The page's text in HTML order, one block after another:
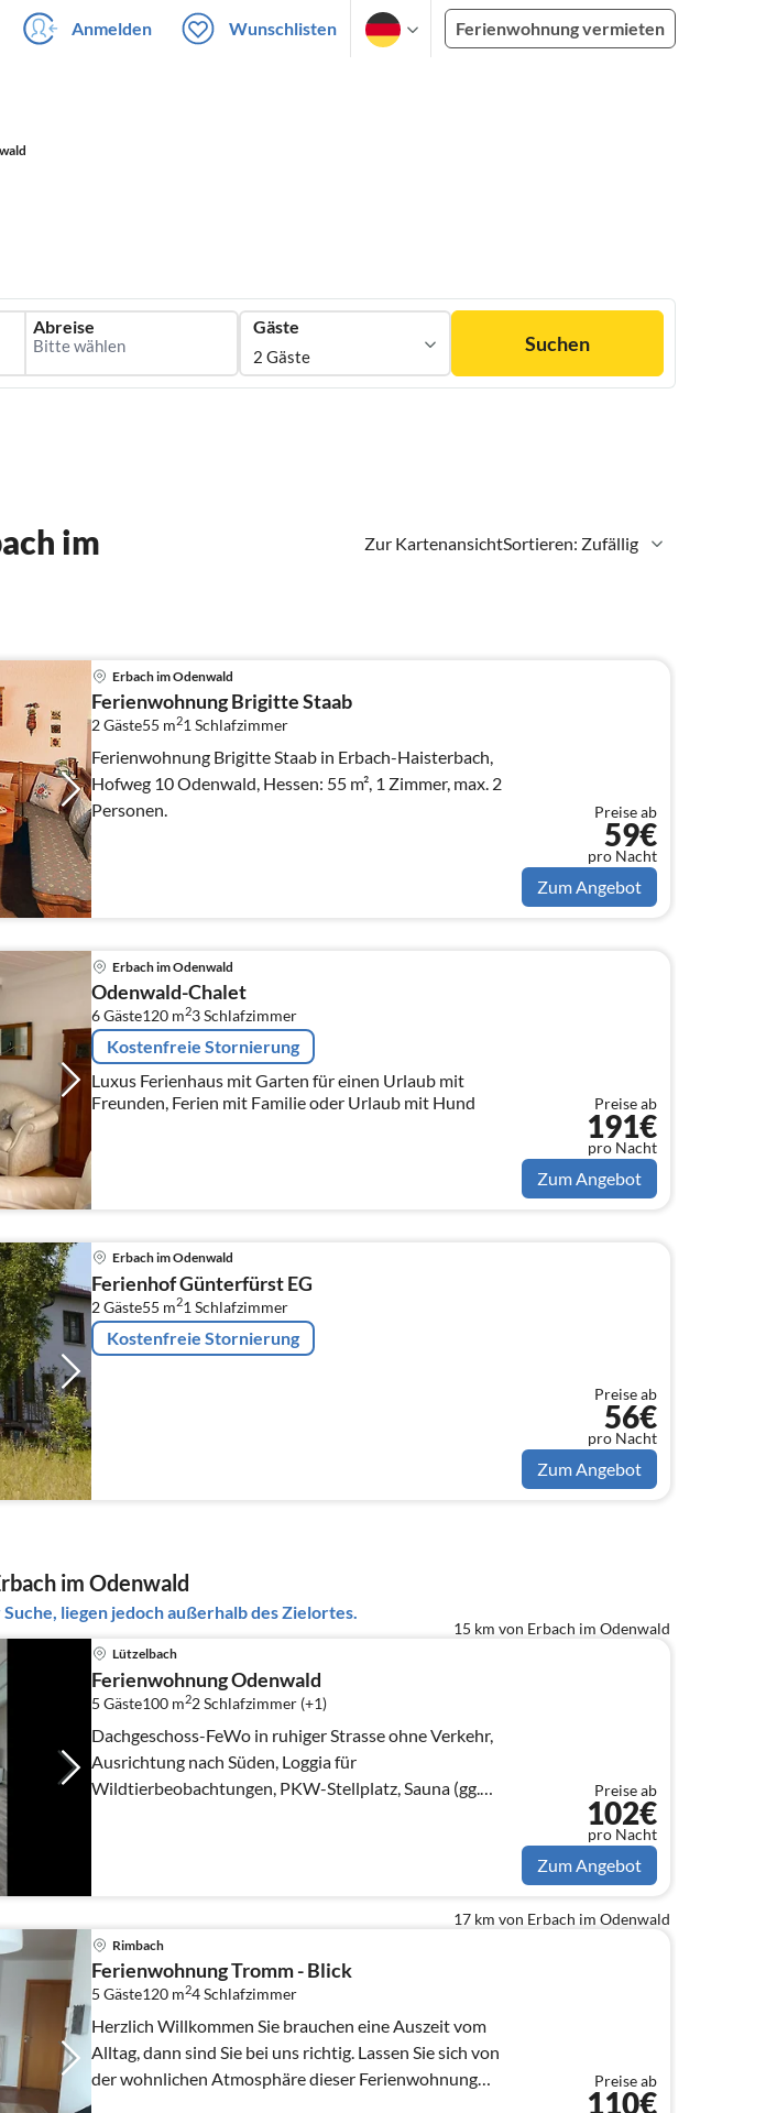
Anmelden Wunschlisten Ferienwohnung vermieten
Abreise Gäste
2 Gäste
Suchen
Zur KartenansichtSortieren: Zufällig
im
Erbach im Odenwald
Ferienwohnung Brigitte Staab
2 Gäste55 m21 Schlafzimmer
Ferienwohnung Brigitte Staab in Erbach-Haisterbach,
Hofweg 10 Odenwald, Hessen: 55 m², 1 Zimmer, max. 2
Personen.
Preise ab
59€
pro Nacht
Zum Angebot
Erbach im Odenwald
Odenwald-Chalet
6 Gäste120 m23Schlafzimmer
Kostenfreie Stornierung
Luxus Ferienhaus mit Garten für einen Urlaub mit
Freunden, Ferien mit Familie oder Urlaub mit Hund
Preise ab
191€
pro Nacht
Zum Angebot
Erbach im Odenwald
Ferienhof Günterfürst EG
2 Gäste55 m21 Schlafzimmer
Kostenfreie Stornierung
Preise ab
56€
pro Nacht
Zum Angebot
im Odenwald
liegen jedoch außerhalb des Zielortes.
15 km von Erbach im Odenwald
Lützelbach
Ferienwohnung Odenwald
5 Gäste100 m22Schlafzimmer (+1)
Dachgeschoss-FeWo in ruhiger Strasse ohne Verkehr,
Ausrichtung nach Süden, Loggia für
Wildtierbeobachtungen, PKW-Stellplatz, Sauna (gg.
Preise ab
102€
pro Nacht
Zum Angebot
17 km von Erbach im Odenwald
Rimbach
Ferienwohnung Tromm - Blick
5 Gäste120 m24Schlafzimmer
Herzlich Willkommen Sie brauchen eine Auszeit vom
Alltag, dann sind Sie bei uns richtig. Lassen Sie sich von
der wohnlichen Atmosphäre dieser Ferienwohnung
verzaubern.
Preise ab
110€